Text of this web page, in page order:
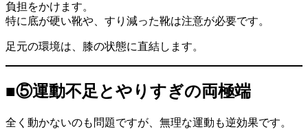
負担をかけます。
特に底が硬い靴や、すり減った靴は注意が必要です。
足元の環境は、膝の状態に直結します。
■⑤運動不足とやりすぎの両極端
全く動かないのも問題ですが、無理な運動も逆効果です。